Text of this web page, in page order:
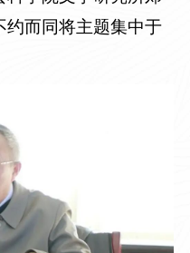
约而同将主题集中于